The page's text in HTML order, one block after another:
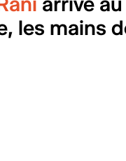
les mains